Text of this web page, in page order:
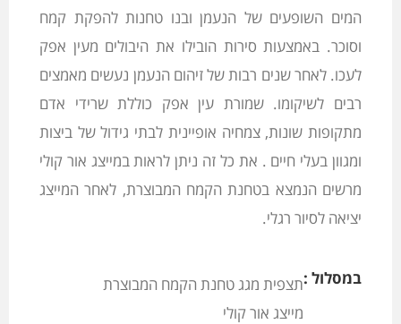
המים השופעים של הנעמן ובנו טחנות להפקת קמח
וסוכר. באמצעות סירות הובילו את היבולים מעין אפק
לעכו. לאחר שנים רבות של זיהום הנעמן נעשים מאמצים
רבים לשיקומו. שמורת עין אפק כוללת שרידי אדם
מתקופות שונות, צמחיה אופיינית לבתי גידול של ביצות
ומגוון בעלי חיים . את כל זה ניתן לראות במייצג אור קולי
מרשים הנמצא בטחנת הקמח המבוצרת, לאחר המייצג
יציאה לסיור רגלי.
במסלול :תצפית מגג טחנת הקמח המבוצרת
מייצג אור קולי